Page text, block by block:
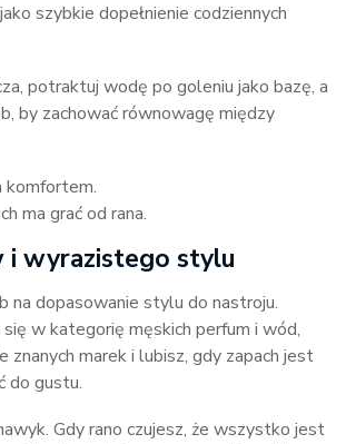
szybkie dopełnienie codziennych
potraktuj wodę po goleniu jako bazę, a
by zachować równowagę między
komfortem.
ma grać od rana.
i wyrazistego stylu
dopasowanie stylu do nastroju.
w kategorię męskich perfum i wód,
marek i lubisz, gdy zapach jest
do gustu.
Gdy rano czujesz, że wszystko jest